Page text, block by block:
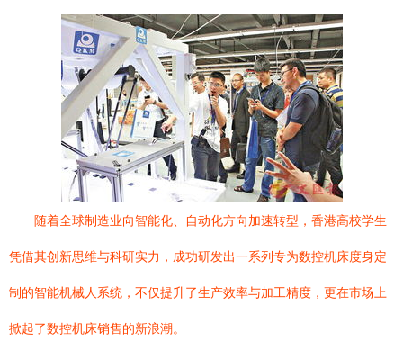
随着全球制造业向智能化、自动化方向加速转型，香港高校学生
凭借其创新思维与科研实力，成功研发出一系列专为数控机床度身定
制的智能机械人系统，不仅提升了生产效率与加工精度，更在市场上
掀起了数控机床销售的新浪潮。